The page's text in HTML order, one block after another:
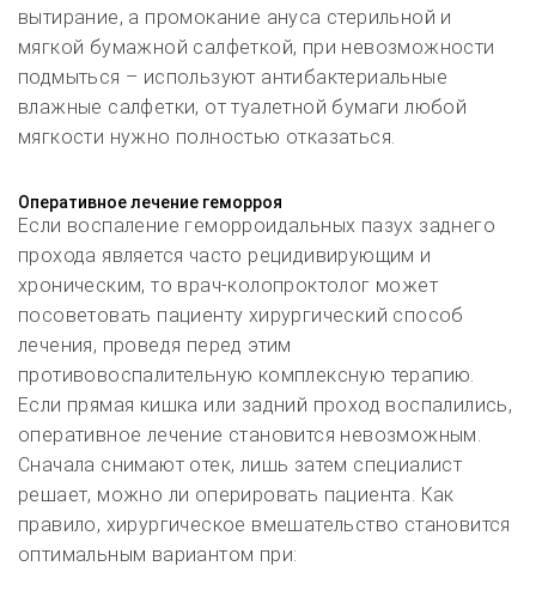
вытирание, а промокание ануса стерильной и
мягкой бумажной салфеткой, при невозможности
подмыться – используют антибактериальные
влажные салфетки, от туалетной бумаги любой
мягкости нужно полностью отказаться.
Оперативное лечение геморроя
Если воспаление геморроидальных пазух заднего
прохода является часто рецидивирующим и
хроническим, то врач-колопроктолог может
посоветовать пациенту хирургический способ
лечения, проведя перед этим
противовоспалительную комплексную терапию.
Если прямая кишка или задний проход воспалились,
оперативное лечение становится невозможным.
Сначала снимают отек, лишь затем специалист
решает, можно ли оперировать пациента. Как
правило, хирургическое вмешательство становится
оптимальным вариантом при: